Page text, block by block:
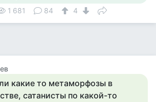
1 681 84 4
какие то метаморфозы в
сатанисты по какой-то